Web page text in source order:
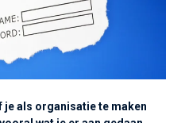
je als organisatie te maken